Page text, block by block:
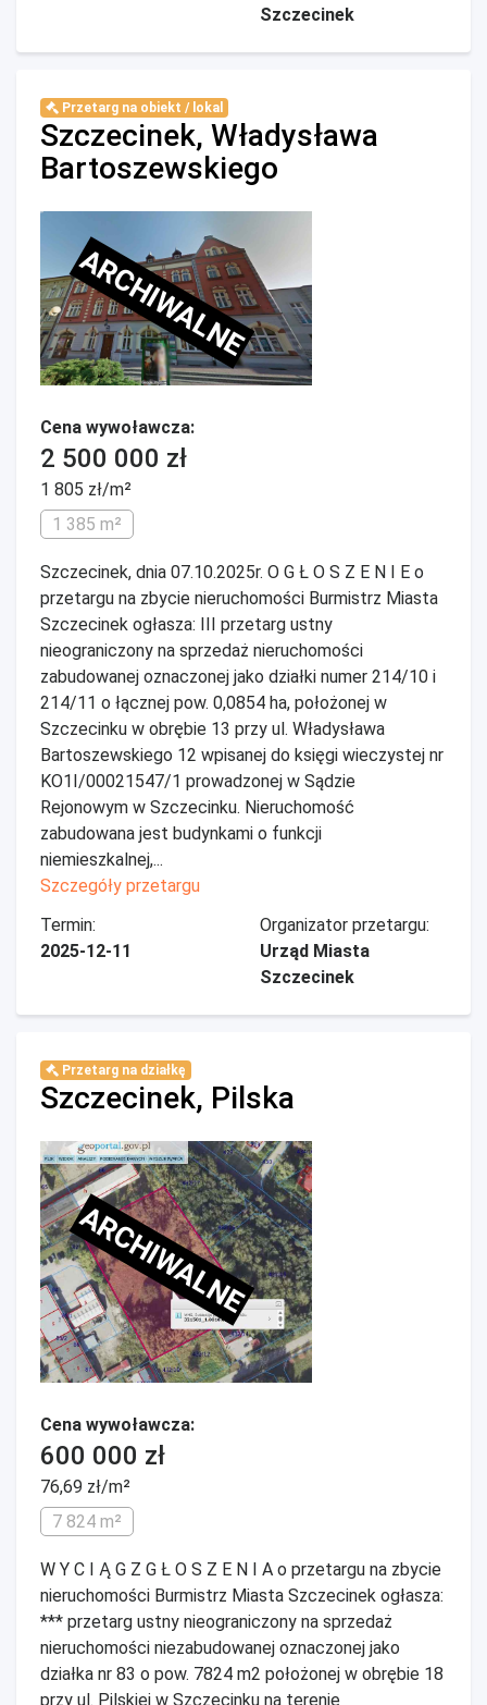
Szczecinek
Przetarg na obiekt / lokal
Szczecinek, Władysława
Bartoszewskiego
ARCHIWALNE
Cena wywoławcza:
2 500 000 zł
1 805 zł/m²
1 385 m²
Szczecinek, dnia 07.10.2025r. O G Ł O S Z E N I E o
przetargu na zbycie nieruchomości Burmistrz Miasta
Szczecinek ogłasza: III przetarg ustny
nieograniczony na sprzedaż nieruchomości
zabudowanej oznaczonej jako działki numer 214/10 i
214/11 o łącznej pow. 0,0854 ha, położonej w
Szczecinku w obrębie 13 przy ul. Władysława
Bartoszewskiego 12 wpisanej do księgi wieczystej nr
KO1I/00021547/1 prowadzonej w Sądzie
Rejonowym w Szczecinku. Nieruchomość
zabudowana jest budynkami o funkcji
niemieszkalnej,...
Szczegóły przetargu
Termin:
2025-12-11
Organizator przetargu:
Urząd Miasta
Szczecinek
Przetarg na działkę
Szczecinek, Pilska
ARCHIWALNE
Cena wywoławcza:
600 000 zł
76,69 zł/m²
7 824 m²
W Y C I Ą G Z G Ł O S Z E N I A o przetargu na zbycie
nieruchomości Burmistrz Miasta Szczecinek ogłasza:
*** przetarg ustny nieograniczony na sprzedaż
nieruchomości niezabudowanej oznaczonej jako
działka nr 83 o pow. 7824 m2 położonej w obrębie 18
przy ul. Pilskiej w Szczecinku na terenie